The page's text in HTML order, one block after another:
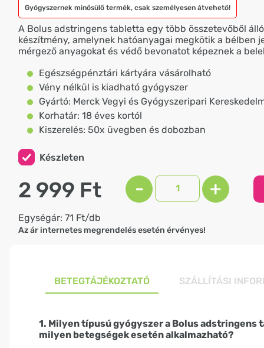
Gyógyszernek minősülő termék, csak személyesen átvehető!
A Bolus adstringens tabletta egy több összetevőből
készítmény, amelynek hatóanyagai megkötik a bélben
mérgező anyagokat és védő bevonatot képeznek a
Egészségpénztári kártyára vásárolható
Vény nélkül is kiadható gyógyszer
Gyártó: Merck Vegyi és Gyógyszeripari
Korhatár: 18 éves kortól
Kiszerelés: 50x üvegben és dobozban
Készleten
2 999 Ft - +
Egységár: 71 Ft/db
Az ár internetes megrendelés esetén érvényes!
BETEGTÁJÉKOZTATÓ SZÁLLÍTÁSI
1. Milyen típusú gyógyszer a Bolus adstringens
milyen betegségek esetén alkalmazható?